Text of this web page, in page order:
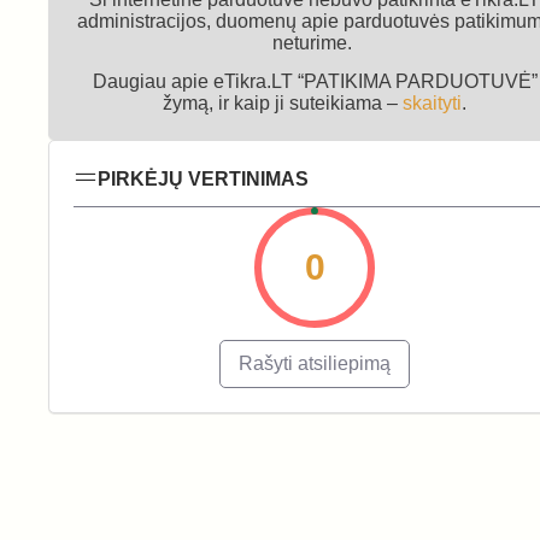
administracijos, duomenų apie parduotuvės
neturime.
Daugiau apie eTikra.LT “PATIKIMA PARDUOTUVĖ”
žymą, ir kaip ji suteikiama – skaityti.
PIRKĖJŲ VERTINIMAS
0
Rašyti atsiliepimą